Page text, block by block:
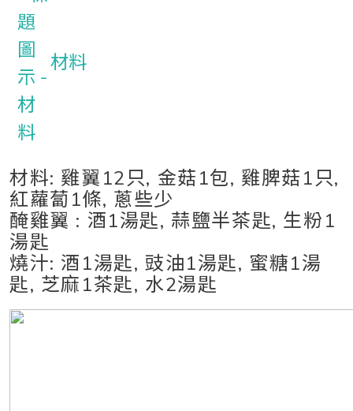
材料
材料: 雞翼12只, 金菇1包, 雞脾菇1只,
紅蘿蔔1條, 蔥些少
醃雞翼 : 酒1湯匙, 蒜鹽半茶匙, 生粉1
湯匙
燒汁: 酒1湯匙, 豉油1湯匙, 蜜糖1湯
匙, 芝麻1茶匙, 水2湯匙